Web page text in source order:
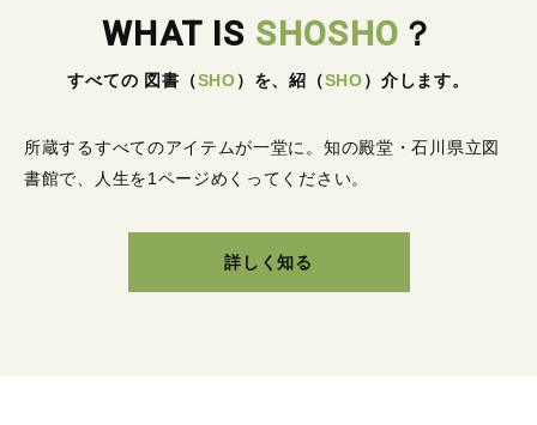
WHAT IS SHOSHO ？
すべての 図書 （SHO） を、紹 （SHO） 介します。
所蔵するすべてのアイテムが一堂に。 知の殿堂・石川県立図
書館で、人生を1ページめくってください。
詳しく知る